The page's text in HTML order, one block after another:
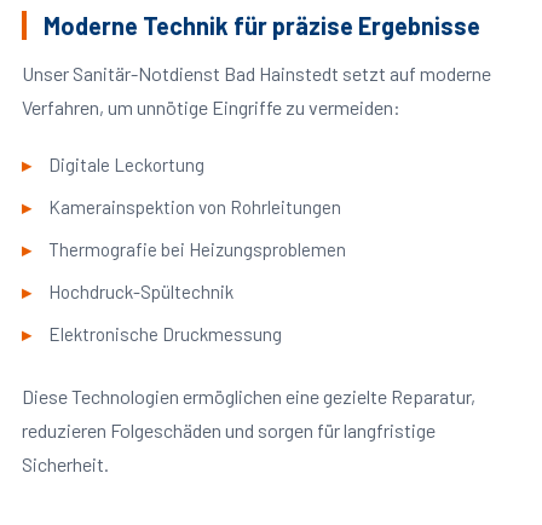
Moderne Technik für präzise Ergebnisse
Unser Sanitär-Notdienst Bad Hainstedt setzt auf moderne
Verfahren, um unnötige Eingriffe zu vermeiden:
Digitale Leckortung
Kamerainspektion von Rohrleitungen
Thermografie bei Heizungsproblemen
Hochdruck-Spültechnik
Elektronische Druckmessung
Diese Technologien ermöglichen eine gezielte Reparatur,
reduzieren Folgeschäden und sorgen für langfristige
Sicherheit.